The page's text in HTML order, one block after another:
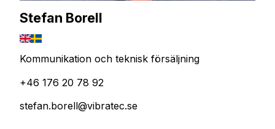
Stefan Borell
Kommunikation och teknisk försäljning
+46 176 20 78 92
stefan.borell@vibratec.se